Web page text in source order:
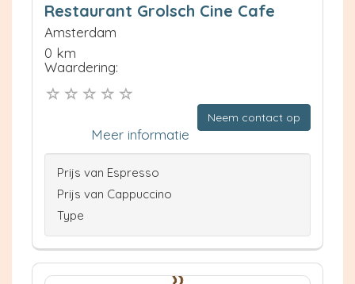
Restaurant Grolsch Cine Cafe
Amsterdam
0 km
Waardering:
Neem contact op
Meer informatie
Prijs van Espresso
Prijs van Cappuccino
Type